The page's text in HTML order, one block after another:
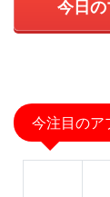
今日
今注目のア